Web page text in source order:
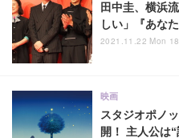
田中圭、横浜
しい」『あな
2021.11.22 Mon
スタジオポノ
開！ 主人公は
映画